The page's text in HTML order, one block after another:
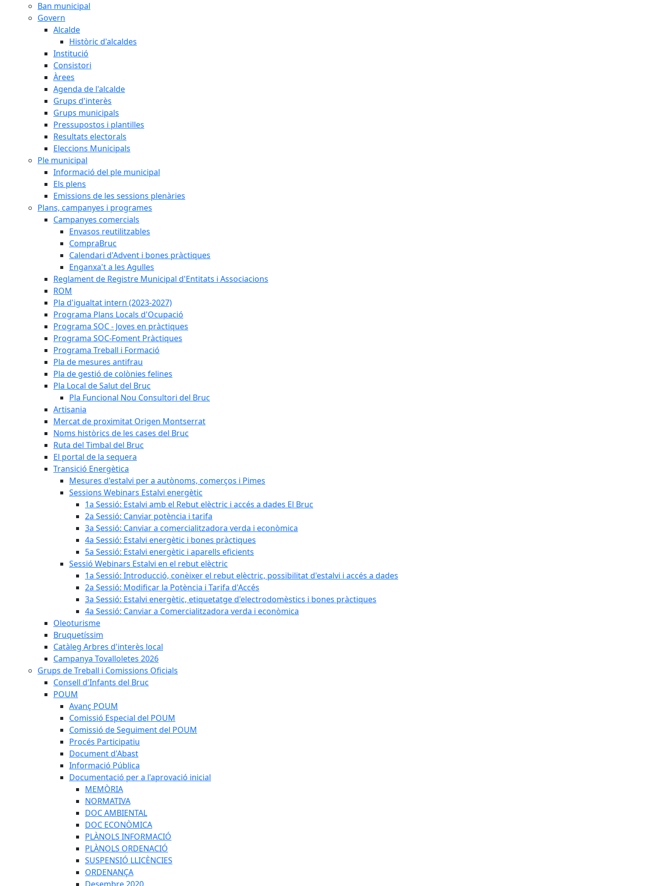
Ban municipal
Govern
Alcalde
Històric d'alcaldes
Institució
Consistori
Àrees
Agenda de l'alcalde
Grups d'interès
Grups municipals
Pressupostos i plantilles
Resultats electorals
Eleccions Municipals
Ple municipal
Informació del ple municipal
Els plens
Emissions de les sessions plenàries
Plans, campanyes i programes
Campanyes comercials
Envasos reutilitzables
CompraBruc
Calendari d'Advent i bones pràctiques
Enganxa't a les Agulles
Reglament de Registre Municipal d'Entitats i Associacions
ROM
Pla d'igualtat intern (2023-2027)
Programa Plans Locals d'Ocupació
Programa SOC - Joves en pràctiques
Programa SOC-Foment Pràctiques
Programa Treball i Formació
Pla de mesures antifrau
Pla de gestió de colònies felines
Pla Local de Salut del Bruc
Pla Funcional Nou Consultori del Bruc
Artisania
Mercat de proximitat Origen Montserrat
Noms històrics de les cases del Bruc
Ruta del Timbal del Bruc
El portal de la sequera
Transició Energètica
Mesures d'estalvi per a autònoms, comerços i Pimes
Sessions Webinars Estalvi energètic
1a Sessió: Estalvi amb el Rebut elèctric i accés a dades El Bruc
2a Sessió: Canviar potència i tarifa
3a Sessió: Canviar a comercialitzadora verda i econòmica
4a Sessió: Estalvi energètic i bones pràctiques
5a Sessió: Estalvi energètic i aparells eficients
Sessió Webinars Estalvi en el rebut elèctric
1a Sessió: Introducció, conèixer el rebut elèctric, possibilitat d'estalvi i accés a dades
2a Sessió: Modificar la Potència i Tarifa d'Accés
3a Sessió: Estalvi energètic, etiquetatge d'electrodomèstics i bones pràctiques
4a Sessió: Canviar a Comercialitzadora verda i econòmica
Oleoturisme
Bruquetíssim
Catàleg Arbres d'interès local
Campanya Tovalloletes 2026
Grups de Treball i Comissions Oficials
Consell d'Infants del Bruc
POUM
Avanç POUM
Comissió Especial del POUM
Comissió de Seguiment del POUM
Procés Participatiu
Document d'Abast
Informació Pública
Documentació per a l'aprovació inicial
MEMÒRIA
NORMATIVA
DOC AMBIENTAL
DOC ECONÒMICA
PLÀNOLS INFORMACIÓ
PLÀNOLS ORDENACIÓ
SUSPENSIÓ LLICÈNCIES
ORDENANÇA